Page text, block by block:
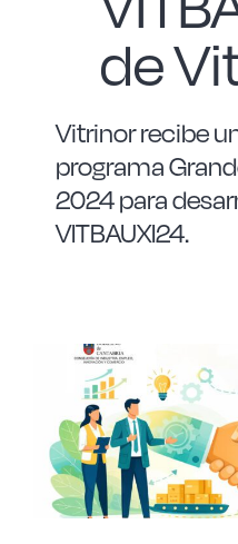
de
Vitrinor recibe
programa
2024 para
VITBAUXI24.